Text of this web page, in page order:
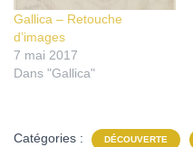
Gallica – Retouche
d’images
7 mai 2017
Dans "Gallica"
Catégories : DÉCOUVERTE